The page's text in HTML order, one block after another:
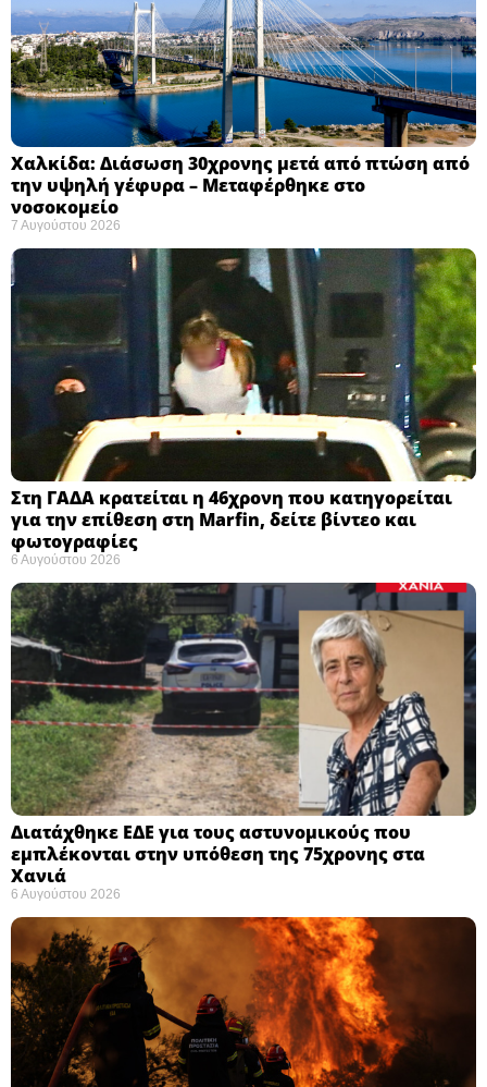
Χαλκίδα: Διάσωση 30χρονης μετά από πτώση από
την υψηλή γέφυρα – Μεταφέρθηκε στο
νοσοκομείο ​
7 Αυγούστου 2026
Στη ΓΑΔΑ κρατείται η 46χρονη που κατηγορείται
για την επίθεση στη Marfin, δείτε βίντεο και
φωτογραφίες
6 Αυγούστου 2026
Διατάχθηκε ΕΔΕ για τους αστυνομικούς που
εμπλέκονται στην υπόθεση της 75χρονης στα
Χανιά
6 Αυγούστου 2026